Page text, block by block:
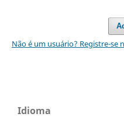
Não é um usuário? Registre-se
Idioma